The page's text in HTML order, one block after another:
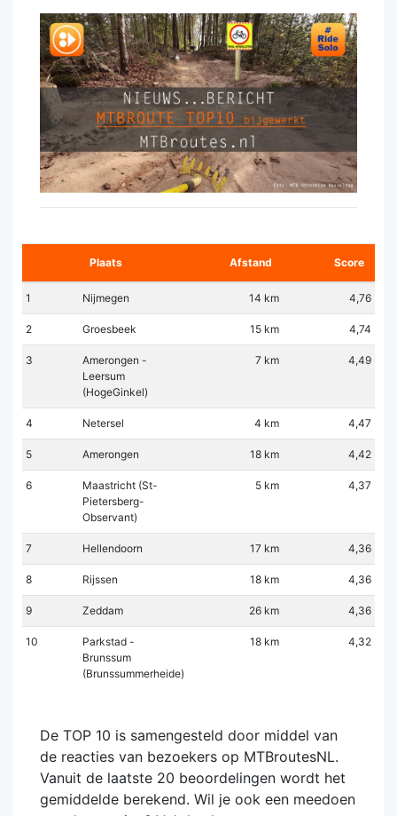
Plaats Afstand Score
1 Nijmegen 14 km 4,76
2 Groesbeek 15 km 4,74
3
Amerongen -
Leersum
(HogeGinkel)
7 km 4,49
4 Netersel 4 km 4,47
5 Amerongen 18 km 4,42
6
Maastricht (St-
Pietersberg-
Observant)
5 km 4,37
7 Hellendoorn 17 km 4,36
8 Rijssen 18 km 4,36
9 Zeddam 26 km 4,36
10
Parkstad -
Brunssum
(Brunssummerheide)
18 km 4,32
De TOP 10 is samengesteld door middel van
de reacties van bezoekers op MTBroutesNL.
Vanuit de laatste 20 beoordelingen wordt het
gemiddelde berekend. Wil je ook een meedoen